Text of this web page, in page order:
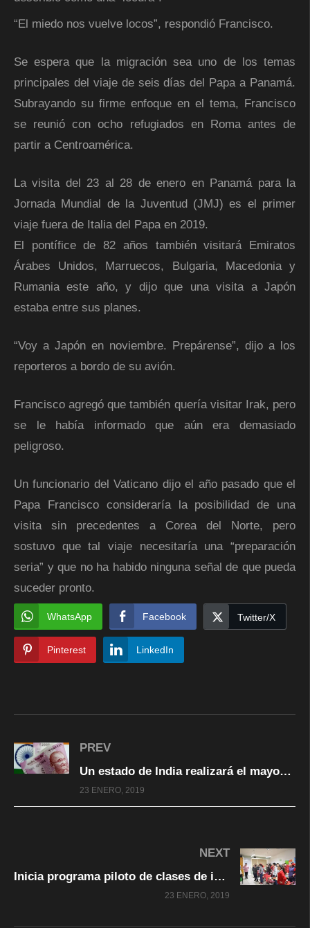
“El miedo nos vuelve locos”, respondió Francisco.
Se espera que la migración sea uno de los temas
principales del viaje de seis días del Papa a Panamá.
Subrayando su firme enfoque en el tema, Francisco
se reunió con ocho refugiados en Roma antes de
partir a Centroamérica.
La visita del 23 al 28 de enero en Panamá para la
Jornada Mundial de la Juventud (JMJ) es el primer
viaje fuera de Italia del Papa en 2019.
El pontífice de 82 años también visitará Emiratos
Árabes Unidos, Marruecos, Bulgaria, Macedonia y
Rumania este año, y dijo que una visita a Japón
estaba entre sus planes.
“Voy a Japón en noviembre. Prepárense”, dijo a los
reporteros a bordo de su avión.
Francisco agregó que también quería visitar Irak, pero
se le había informado que aún era demasiado
peligroso.
Un funcionario del Vaticano dijo el año pasado que el
Papa Francisco consideraría la posibilidad de una
visita sin precedentes a Corea del Norte, pero
sostuvo que tal viaje necesitaría una “preparación
seria” y que no ha habido ninguna señal de que pueda
suceder pronto.
WhatsApp Facebook Twitter/X
Pinterest LinkedIn
PREV
Un estado de India realizará el mayor experimento del mundo con renta básica universal
23 ENERO, 2019
NEXT
Inicia programa piloto de clases de inglés a cargo de docentes de grupo
23 ENERO, 2019